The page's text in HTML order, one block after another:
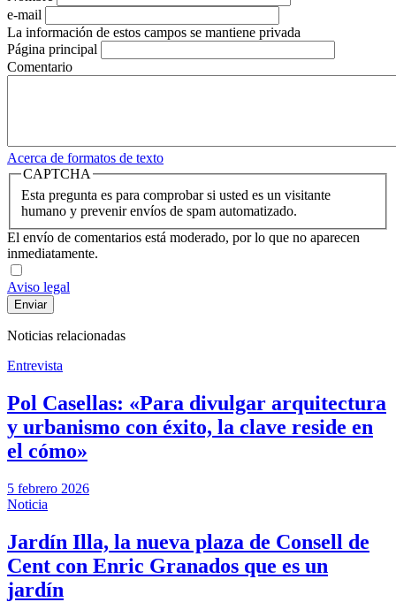
e-mail
La información de estos campos se mantiene privada
Página principal
Comentario
Acerca de formatos de texto
CAPTCHA
Esta pregunta es para comprobar si usted es un visitante
humano y prevenir envíos de spam automatizado.
El envío de comentarios está moderado, por lo que no aparecen
inmediatamente.
Aviso legal
Noticias relacionadas
Entrevista
Pol Casellas: «Para divulgar arquitectura
y urbanismo con éxito, la clave reside en
el cómo»
5 febrero 2026
Noticia
Jardín Illa, la nueva plaza de Consell de
Cent con Enric Granados que es un
jardín